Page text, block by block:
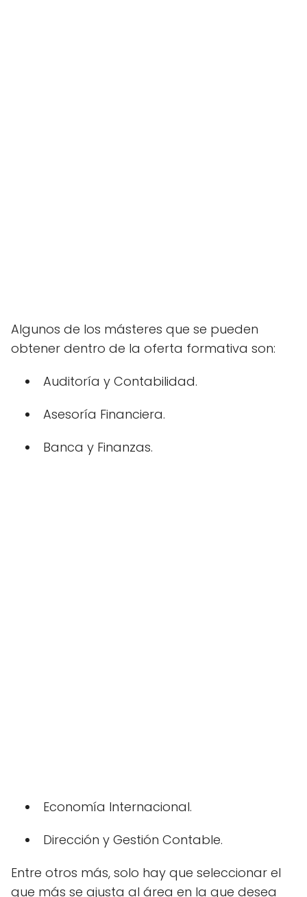
Algunos de los másteres que se pueden
obtener dentro de la oferta formativa son:
Auditoría y Contabilidad.
Asesoría Financiera.
Banca y Finanzas.
Economía Internacional.
Dirección y Gestión Contable.
Entre otros más, solo hay que seleccionar el
que más se ajusta al área en la que desea